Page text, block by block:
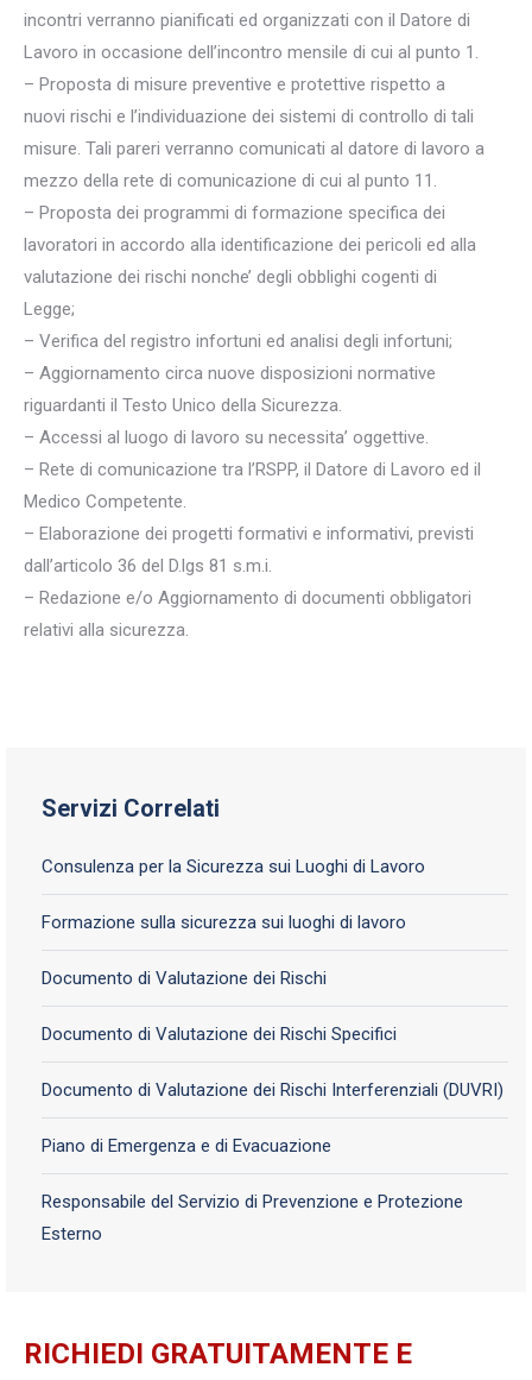
incontri verranno pianificati ed organizzati con il Datore di
Lavoro in occasione dell’incontro mensile di cui al punto 1.
– Proposta di misure preventive e protettive rispetto a
nuovi rischi e l’individuazione dei sistemi di controllo di tali
misure. Tali pareri verranno comunicati al datore di lavoro a
mezzo della rete di comunicazione di cui al punto 11.
– Proposta dei programmi di formazione specifica dei
lavoratori in accordo alla identificazione dei pericoli ed alla
valutazione dei rischi nonche’ degli obblighi cogenti di
Legge;
– Verifica del registro infortuni ed analisi degli infortuni;
– Aggiornamento circa nuove disposizioni normative
riguardanti il Testo Unico della Sicurezza.
– Accessi al luogo di lavoro su necessita’ oggettive.
– Rete di comunicazione tra l’RSPP, il Datore di Lavoro ed il
Medico Competente.
– Elaborazione dei progetti formativi e informativi, previsti
dall’articolo 36 del D.lgs 81 s.m.i.
– Redazione e/o Aggiornamento di documenti obbligatori
relativi alla sicurezza.
Servizi Correlati
Consulenza per la Sicurezza sui Luoghi di Lavoro
Formazione sulla sicurezza sui luoghi di lavoro
Documento di Valutazione dei Rischi
Documento di Valutazione dei Rischi Specifici
Documento di Valutazione dei Rischi Interferenziali (DUVRI)
Piano di Emergenza e di Evacuazione
Responsabile del Servizio di Prevenzione e Protezione
Esterno
RICHIEDI GRATUITAMENTE E